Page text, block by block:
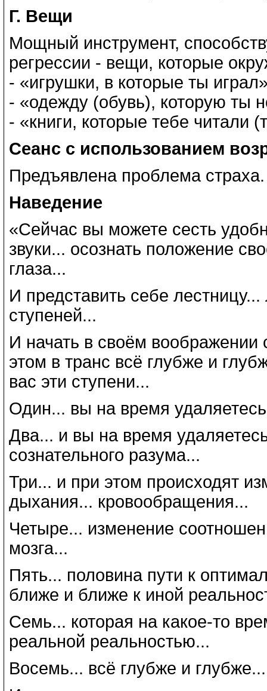
Г. Вещи
Мощный инструмент,
регрессии - вещи, которые
- «игрушки, в которые ты
- «одежду (обувь), которую ты
- «книги, которые тебе читали
Сеанс с использованием
Предъявлена проблема страха.
Наведение
«Сейчас вы можете сесть
звуки... осознать положение
глаза...
И представить себе
ступеней...
И начать в своём воображении
этом в транс всё глубже и
вас эти ступени...
Один... вы на время удаляетесь
Два... и вы на время
сознательного разума...
Три... и при этом происходят
дыхания... кровообращения...
Четыре... изменение
мозга...
Пять... половина пути к
ближе и ближе к иной
Семь... которая на какое-то
реальной реальностью...
Восемь... всё глубже и глубже...